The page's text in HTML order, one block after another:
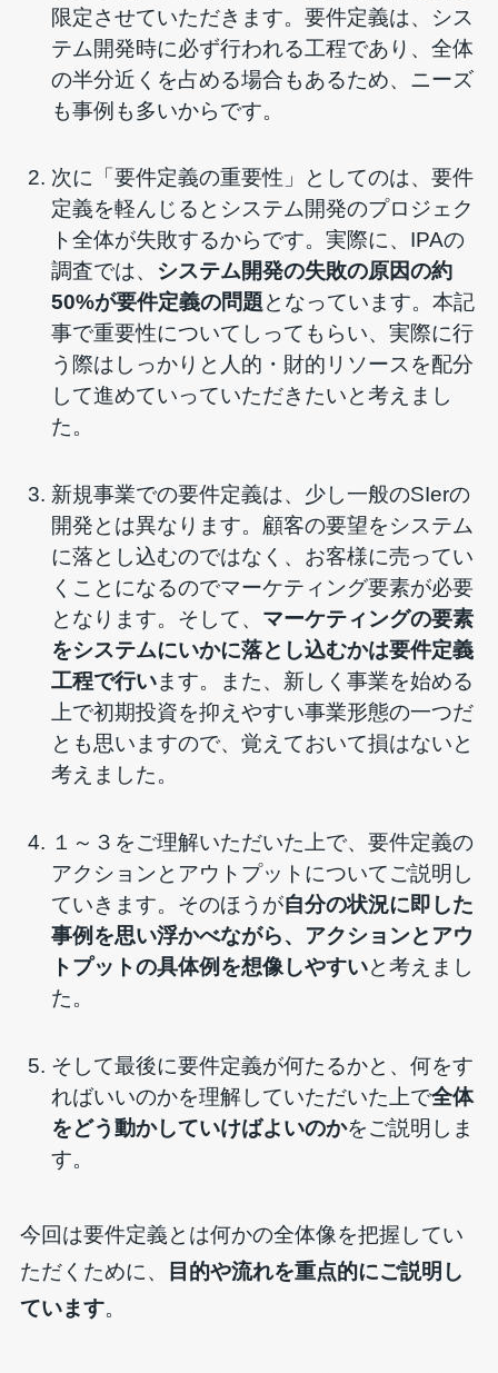
限定させていただきます。要件定義は、シス
テム開発時に必ず行われる工程であり、全体
の半分近くを占める場合もあるため、ニーズ
も事例も多いからです。
次に「要件定義の重要性」としてのは、要件
定義を軽んじるとシステム開発のプロジェク
ト全体が失敗するからです。実際に、IPAの
調査では、 システム開発の失敗の原因の約
50%が要件定義の問題となっています。本記
事で重要性についてしってもらい、実際に行
う際はしっかりと人的・財的リソースを配分
して進めていっていただきたいと考えまし
た。
新規事業での要件定義は、少し一般のSIerの
開発とは異なります。顧客の要望をシステム
に落とし込むのではなく、お客様に売ってい
くことになるのでマーケティング要素が必要
となります。そして、 マーケティングの要素
をシステムにいかに落とし込むかは要件定義
工程で行います。また、新しく事業を始める
上で初期投資を抑えやすい事業形態の一つだ
とも思いますので、覚えておいて損はないと
考えました。
１～３をご理解いただいた上で、要件定義の
アクションとアウトプットについてご説明し
ていきます。そのほうが自分の状況に即した
事例を思い浮かべながら、アクションとアウ
トプットの具体例を想像しやすいと考えまし
た。
そして最後に要件定義が何たるかと、何をす
ればいいのかを理解していただいた上で全体
をどう動かしていけばよいのかをご説明しま
す。
今回は要件定義とは何かの全体像を把握してい
ただくために、
目的や流れを重点的にご説明し
ています。